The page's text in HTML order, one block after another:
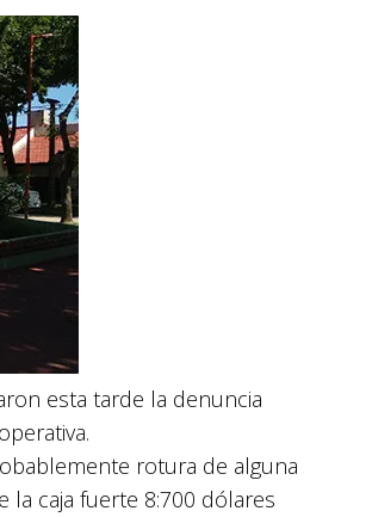
esta tarde la denuncia
rotura de alguna
la caja fuerte 8:700 dólares